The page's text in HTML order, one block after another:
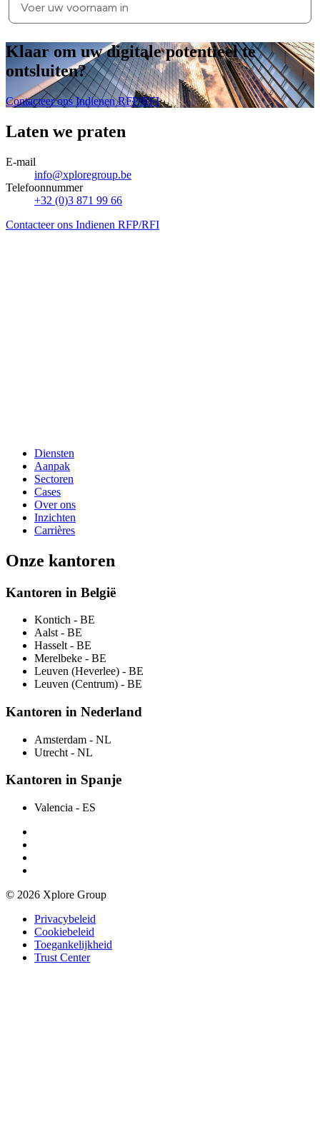
Klaar om uw digitale potentieel te
ontsluiten?
Contacteer onsIndienen RFP/RFI
Laten we praten
E-mail
info@xploregroup.be
Telefoonnummer
+32 (0)3 871 99 66
Contacteer ons Indienen RFP/RFI
Diensten
Aanpak
Sectoren
Cases
Over ons
Inzichten
Carrières
Onze kantoren
Kantoren in België
Kontich - BE
Aalst - BE
Hasselt - BE
Merelbeke - BE
Leuven (Heverlee) - BE
Leuven (Centrum) - BE
Kantoren in Nederland
Amsterdam - NL
Utrecht - NL
Kantoren in Spanje
Valencia - ES
© 2026 Xplore Group
Privacybeleid
Cookiebeleid
Toegankelijkheid
Trust Center